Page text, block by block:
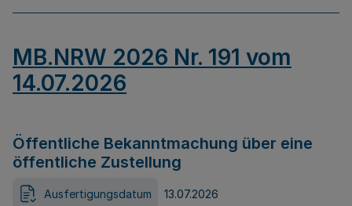
MB.NRW 2026 Nr. 191 vom
14.07.2026
Öffentliche Bekanntmachung über eine
öffentliche Zustellung
Ausfertigungsdatum 13.07.2026